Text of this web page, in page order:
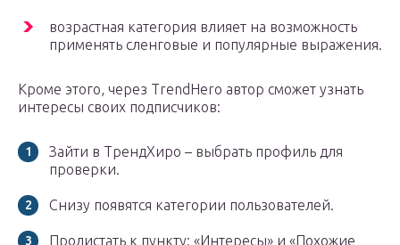
возрастная категория влияет на возможность
применять сленговые и популярные выражения.
Кроме этого, через TrendHero автор сможет узнать
интересы своих подписчиков:
Зайти в ТрендХиро – выбрать профиль для
проверки.
Снизу появятся категории пользователей.
Пролистать к пункту: «Интересы» и «Похожие